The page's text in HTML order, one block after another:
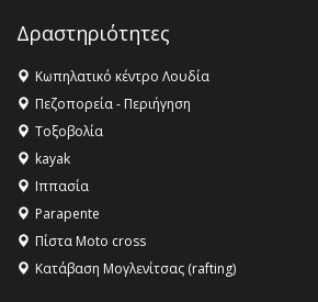
Δραστηριότητες
Κωπηλατικό κέντρο Λουδία
Πεζοπορεία - Περιήγηση
Τοξοβολία
kayak
Ιππασία
Parapente
Πίστα Moto cross
Κατάβαση Μογλενίτσας (rafting)